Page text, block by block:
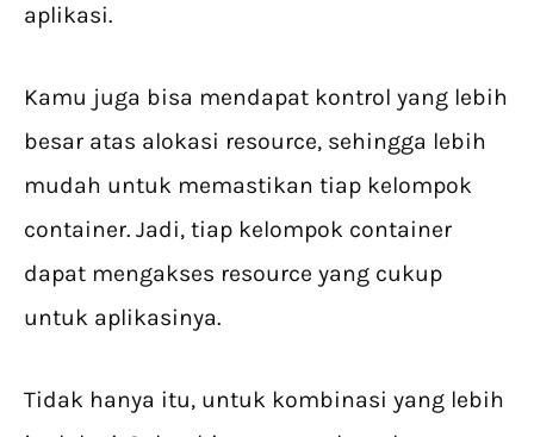
aplikasi.
Kamu juga bisa mendapat kontrol yang lebih
besar atas alokasi resource, sehingga lebih
mudah untuk memastikan tiap kelompok
container. Jadi, tiap kelompok container
dapat mengakses resource yang cukup
untuk aplikasinya.
Tidak hanya itu, untuk kombinasi yang lebih